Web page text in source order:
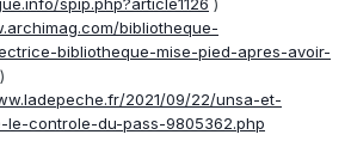
bibliotheque-
bibliotheque-mise-pied-apres-avoir-
)
2021/09/22/unsa-et-
controle-du-pass-9805362.php